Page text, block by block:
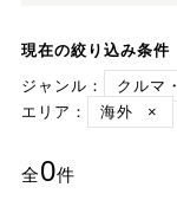
現在の絞り込み条件
ジャンル：
クルマ
エリア：
海外 ×
全0件